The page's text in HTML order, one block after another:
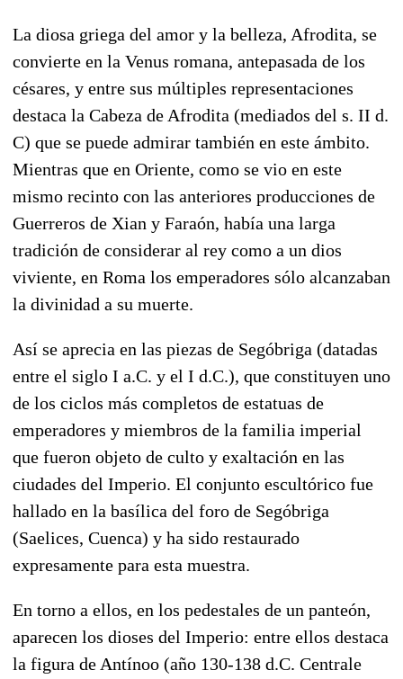
La diosa griega del amor y la belleza, Afrodita, se
convierte en la Venus romana, antepasada de los
césares, y entre sus múltiples representaciones
destaca la Cabeza de Afrodita (mediados del s. II d.
C) que se puede admirar también en este ámbito.
Mientras que en Oriente, como se vio en este
mismo recinto con las anteriores producciones de
Guerreros de Xian y Faraón, había una larga
tradición de considerar al rey como a un dios
viviente, en Roma los emperadores sólo alcanzaban
la divinidad a su muerte.
Así se aprecia en las piezas de Segóbriga (datadas
entre el siglo I a.C. y el I d.C.), que constituyen uno
de los ciclos más completos de estatuas de
emperadores y miembros de la familia imperial
que fueron objeto de culto y exaltación en las
ciudades del Imperio. El conjunto escultórico fue
hallado en la basílica del foro de Segóbriga
(Saelices, Cuenca) y ha sido restaurado
expresamente para esta muestra.
En torno a ellos, en los pedestales de un panteón,
aparecen los dioses del Imperio: entre ellos destaca
la figura de Antínoo (año 130-138 d.C. Centrale